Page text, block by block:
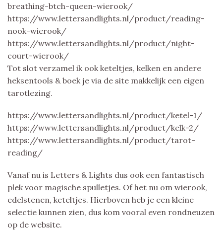
breathing-btch-queen-wierook/
https://www.lettersandlights.nl/product/reading-
nook-wierook/
https://www.lettersandlights.nl/product/night-
court-wierook/
Tot slot verzamel ik ook keteltjes, kelken en andere
heksentools & boek je via de site makkelijk een eigen
tarotlezing.
https://www.lettersandlights.nl/product/ketel-1/
https://www.lettersandlights.nl/product/kelk-2/
https://www.lettersandlights.nl/product/tarot-
reading/
Vanaf nu is Letters & Lights dus ook een fantastisch
plek voor magische spulletjes. Of het nu om wierook,
edelstenen, keteltjes. Hierboven heb je een kleine
selectie kunnen zien, dus kom vooral even rondneuzen
op de website.